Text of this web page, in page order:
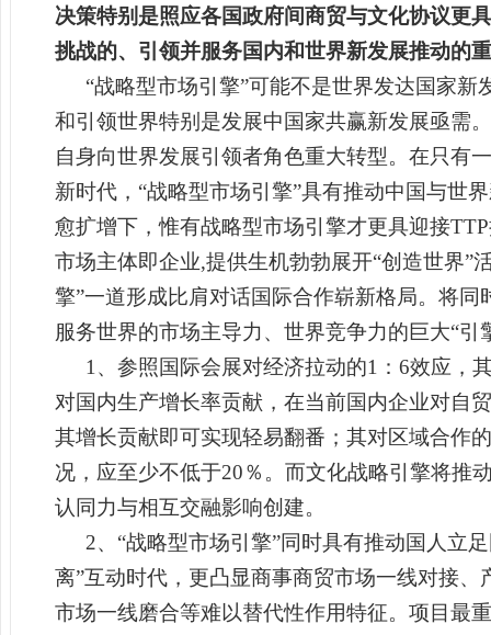
决策特别是照应各国政府间商贸与文化协议更
挑战的、引领并服务国内和世界新发展推动的
“战略型市场引擎”可能不是世界发达国家
和引领世界特别是发展中国家共赢新发展亟需
自身向世界发展引领者角色重大转型。在只有
新时代，“战略型市场引擎”具有推动中国与世
愈扩增下，惟有战略型市场引擎才更具迎接
市场主体即企业,提供生机勃勃展开“创造世界”
擎”一道形成比肩对话国际合作崭新格局。将
服务世界的市场主导力、世界竞争力的巨大“引
1 、参照国际会展对经济拉动的1：6效应，
对国内生产增长率贡献， 在当前国内企业对自
其增长贡献即可实现轻易翻番；其对区域合作
况，应至少不低于20％。而文化战略引擎将推
认同力与相互交融影响创建。
2、“战略型市场引擎”同时具有推动国人立
离”互动时代，更凸显商事商贸市场一线对接
市场一线磨合等难以替代性作用特征。项目最